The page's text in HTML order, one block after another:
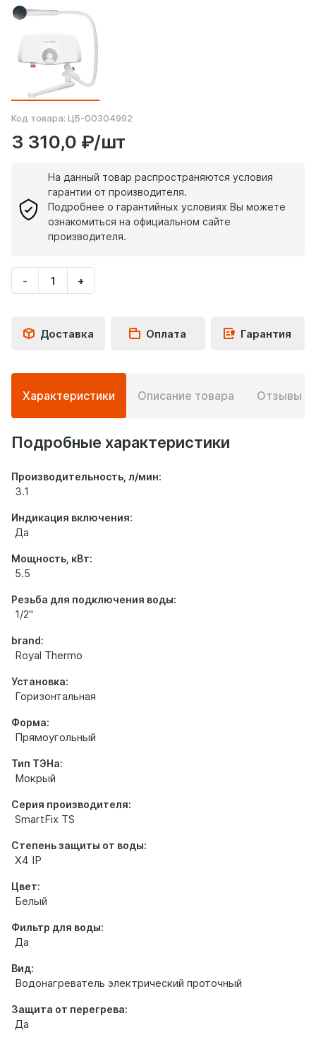
Код товара: ЦБ-00304992
3 310,0 ₽/шт
На данный товар распространяются условия
гарантии от производителя.
Подробнее о гарантийных условиях Вы можете
ознакомиться на официальном сайте
производителя.
-
Укажите
количество
+
Доставка Оплата Гарантия
Подробная
информация
о
товаре
Характеристики Описание товара Отзывы
Подробные характеристики
Производительность, л/мин:
3.1
Индикация включения:
Да
Мощность, кВт:
5.5
Резьба для подключения воды:
1/2"
brand:
Royal Thermo
Установка:
Горизонтальная
Форма:
Прямоугольный
Тип ТЭНа:
Мокрый
Серия производителя:
SmartFix TS
Степень защиты от воды:
X4 IP
Цвет:
Белый
Фильтр для воды:
Да
Вид:
Водонагреватель электрический проточный
Защита от перегрева:
Да